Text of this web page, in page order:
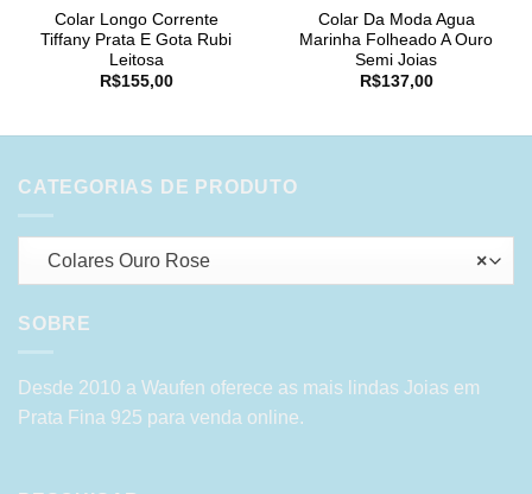
Colar Longo Corrente
Tiffany Prata E Gota Rubi
Leitosa
R$155,00
Colar Da Moda Agua
Marinha Folheado A Ouro
Semi Joias
R$137,00
CATEGORIAS DE PRODUTO
×
Colares Ouro Rose
SOBRE
Desde 2010 a Waufen oferece as mais lindas Joias em
Prata Fina 925 para venda online.